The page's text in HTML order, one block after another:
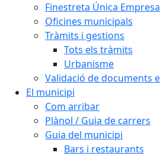
Finestreta Única
Oficines municipals
Tràmits i gestions
Tots els tràmits
Urbanisme
Validació de documents
El municipi
Com arribar
Plànol / Guia de carrers
Guia del municipi
Bars i restaurants